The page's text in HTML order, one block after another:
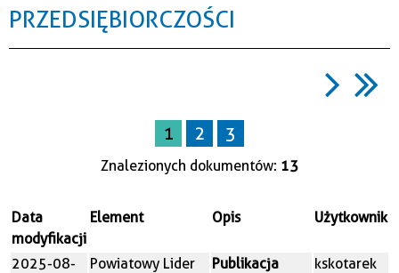
PRZEDSIĘBIORCZOŚCI
1 2 3
Znalezionych dokumentów: 13
Data
modyfikacji
Element Opis Użytkownik
2025-08-
Powiatowy Lider
Publikacja kskotarek